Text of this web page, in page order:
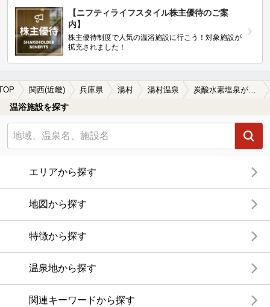
【ニフティライフスタイル株主優待のご案
内】
株主優待制度で人気の温浴施設に行こう！対象施設が
拡充されました！
関西(近畿) 兵庫県 湯村 湯村温泉 炭酸水素塩泉が楽しめる湯村温泉の温泉、日帰り温泉、スーパー銭湯おすすめ
温浴施設を探す
エリアから探す
地図から探す
特徴から探す
温泉地から探す
関連キーワードから探す